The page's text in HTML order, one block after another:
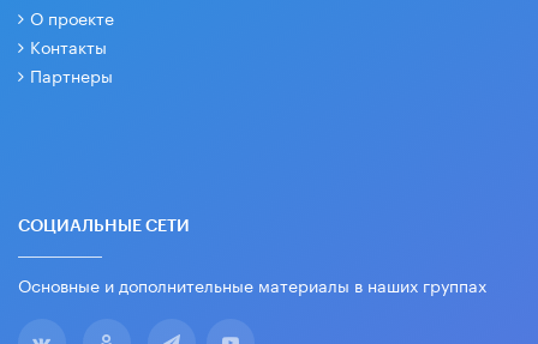
О проекте
Контакты
Партнеры
СОЦИАЛЬНЫЕ СЕТИ
Основные и дополнительные материалы в наших группах